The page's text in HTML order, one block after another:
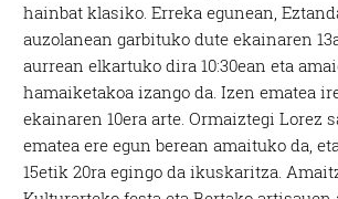
hainbat klasiko. Erreka egunean,
auzolanean garbituko dute ekainaren
aurrean elkartuko dira 10:30ean eta
hamaiketakoa izango da. Izen ematea
ekainaren 10era arte. Ormaiztegi Lorez
ematea ere egun berean amaituko da,
15etik 20ra egingo da ikuskaritza.